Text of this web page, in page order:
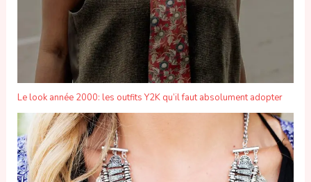
Le look année 2000: les outfits Y2K qu’il faut absolument adopter